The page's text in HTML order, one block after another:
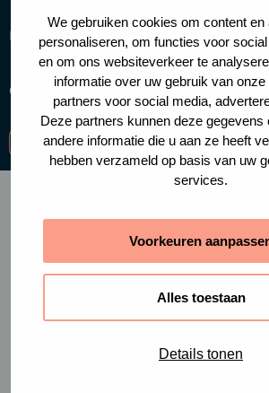
We gebruiken cookies om content en
personaliseren, om functies voor
en om ons websiteverkeer te
informatie over uw gebruik van
partners voor social media,
Deze partners kunnen deze gegevens
andere informatie die u aan ze heeft
hebben verzameld op basis van uw
services.
Voorkeuren
Alles toestaan
Details tonen
Handige links
Cookies Privacy policy
Ga